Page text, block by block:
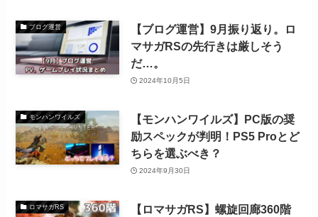
ブログ運営
【ブログ運営】9月振り返り。ロ
マサガRSの先行きは厳しそう
だ…。
2024年10月5日
モンハンワイルズ
【モンハンワイルズ】PC版の奨
励スペックが判明！PS5 Proとど
ちらを選ぶべき？
2024年9月30日
ロマサガRS
【ロマサガRS】螺旋回廊360階